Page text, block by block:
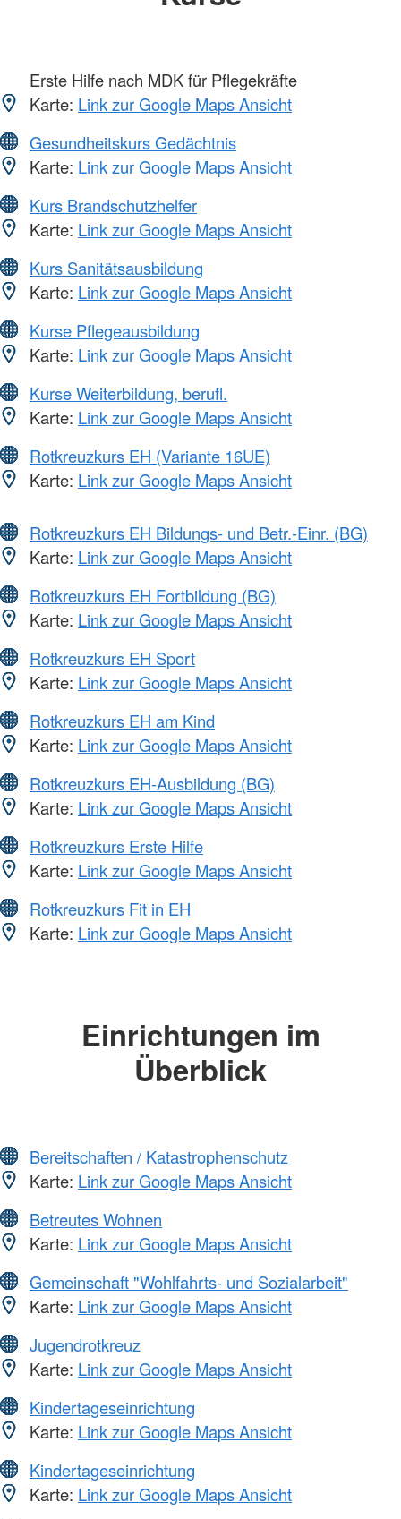
Erste Hilfe nach MDK für Pflegekräfte
Karte: Link zur Google Maps Ansicht
Gesundheitskurs Gedächtnis
Karte: Link zur Google Maps Ansicht
Kurs Brandschutzhelfer
Karte: Link zur Google Maps Ansicht
Kurs Sanitätsausbildung
Karte: Link zur Google Maps Ansicht
Kurse Pflegeausbildung
Karte: Link zur Google Maps Ansicht
Kurse Weiterbildung, berufl.
Karte: Link zur Google Maps Ansicht
Rotkreuzkurs EH (Variante 16UE)
Karte: Link zur Google Maps Ansicht
Rotkreuzkurs EH Bildungs- und Betr.-Einr. (BG)
Karte: Link zur Google Maps Ansicht
Rotkreuzkurs EH Fortbildung (BG)
Karte: Link zur Google Maps Ansicht
Rotkreuzkurs EH Sport
Karte: Link zur Google Maps Ansicht
Rotkreuzkurs EH am Kind
Karte: Link zur Google Maps Ansicht
Rotkreuzkurs EH-Ausbildung (BG)
Karte: Link zur Google Maps Ansicht
Rotkreuzkurs Erste Hilfe
Karte: Link zur Google Maps Ansicht
Rotkreuzkurs Fit in EH
Karte: Link zur Google Maps Ansicht
Einrichtungen im
Überblick
Bereitschaften / Katastrophenschutz
Karte: Link zur Google Maps Ansicht
Betreutes Wohnen
Karte: Link zur Google Maps Ansicht
Gemeinschaft "Wohlfahrts- und Sozialarbeit"
Karte: Link zur Google Maps Ansicht
Jugendrotkreuz
Karte: Link zur Google Maps Ansicht
Kindertageseinrichtung
Karte: Link zur Google Maps Ansicht
Kindertageseinrichtung
Karte: Link zur Google Maps Ansicht